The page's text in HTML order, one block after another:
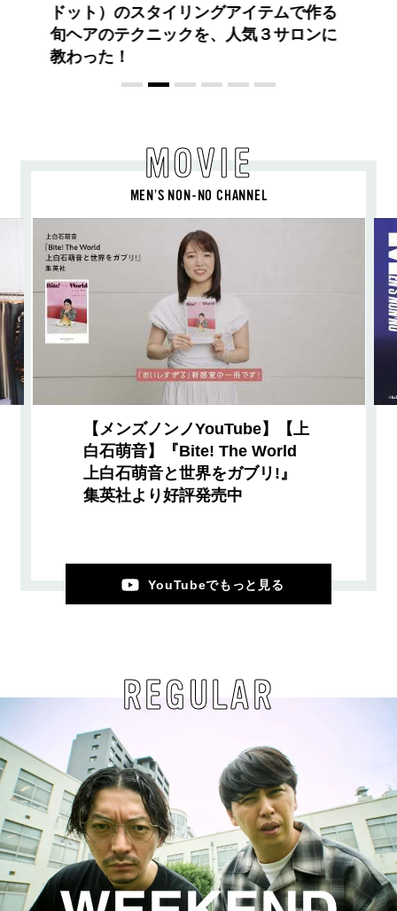
コントラストとレイヤードの先に。装う
喜び、明るいスピリット
MOVIE
MEN’S NON-NO CHANNEL
【メンズノンノYouTube】【上
白石萌音】『Bite! The World
上白石萌音と世界をガブリ!』
集英社より好評発売中
YouTubeでもっと見る
REGULAR